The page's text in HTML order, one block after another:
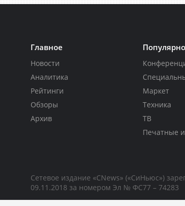
Главное
Новости
Аналитика
Рейтинги
Обзоры
Архив
Маркет
Техника
ТВ
Печатные
Сетевое издание «CNews» («СиНьюс»)
09.11.2018 за номером Эл № ФС77 – 74283